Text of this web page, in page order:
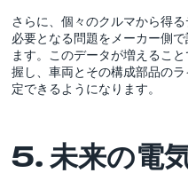
さらに、個々のクルマから得
必要となる問題をメーカー側
ます。このデータが増えるこ
握し、車両とその構成部品の
定できるようになります。
5. 未来の電